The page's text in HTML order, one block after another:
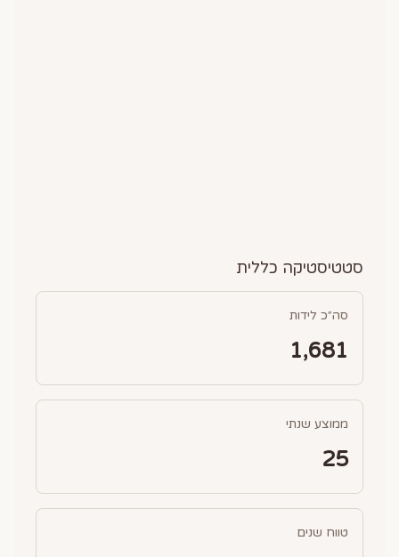
סטטיסטיקה כללית
סה״כ לידות
1,681
ממוצע שנתי
25
טווח שנים